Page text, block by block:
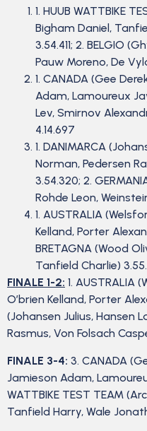
1. HUUB WATTBIKE
Bigham Daniel,
3.54.411; 2. BELGIO
Pauw Moreno, De
1. CANADA (Gee
Adam, Lamoureux
Lev, Smirnov
4.14.697
1. DANIMARCA
Norman, Pedersen
3.54.320; 2.
Rohde Leon,
1. AUSTRALIA
Kelland, Porter
BRETAGNA (Wood
Tanfield Charlie)
FINALE 1-2: 1. AUSTRALIA
O’brien Kelland, Porter
(Johansen Julius, Hansen
Rasmus, Von Folsach
FINALE 3-4: 3. CANADA
Jamieson Adam,
WATTBIKE TEST TEAM
Tanfield Harry, Wale